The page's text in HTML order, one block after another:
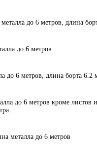
до 6 метров, длина
до 6 метров
до 6 метров, длина борта 6.2
до 6 метров кроме листов и
металла до 6 метров